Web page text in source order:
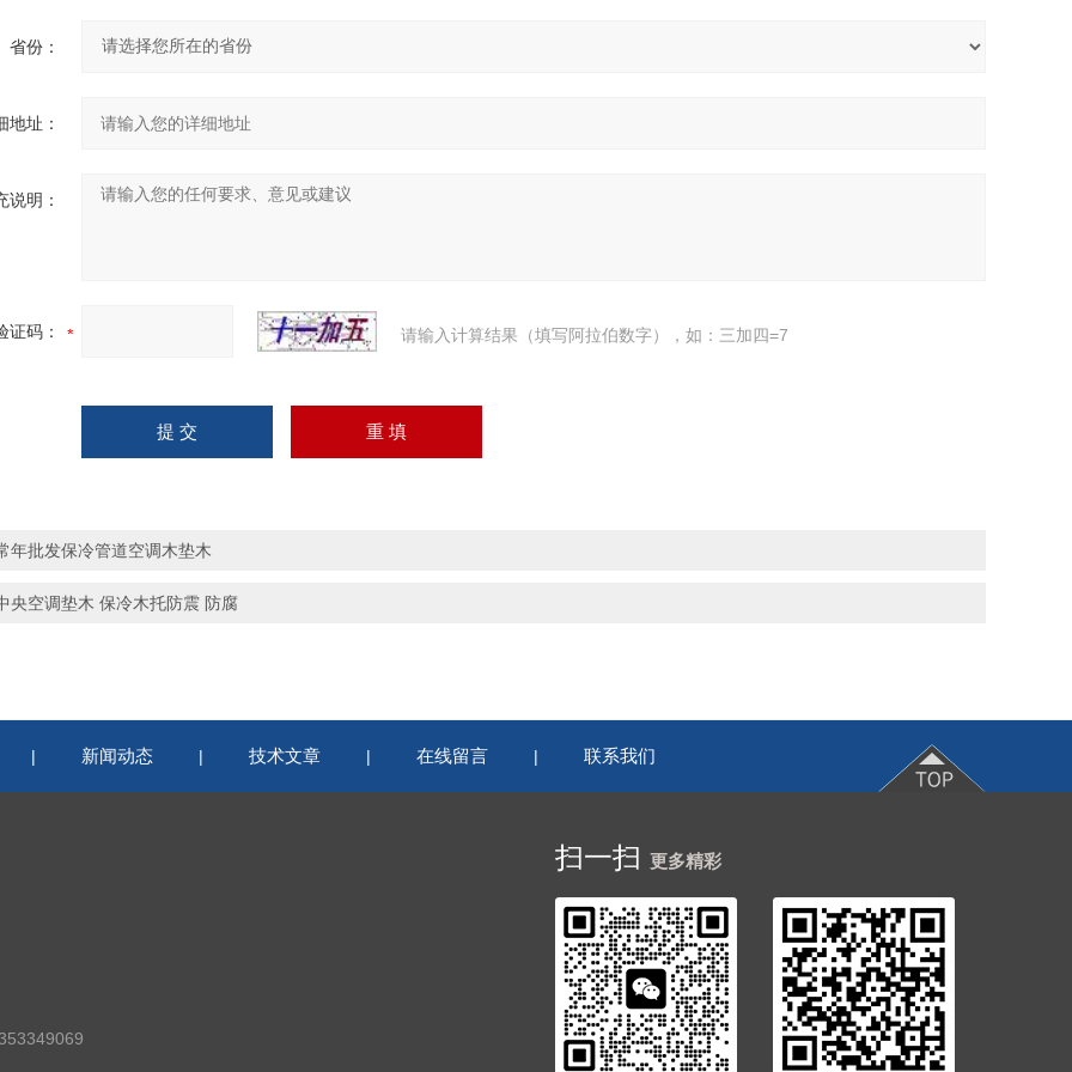
省份：
地址：
说明：
证码： 请输入计算结果（填写阿拉伯数字），如：三加四=7
年批发保冷管道空调木垫木
央空调垫木 保冷木托防震 防腐
| 新闻动态 | 技术文章 | 在线留言 | 联系我们
扫一扫 更多精彩